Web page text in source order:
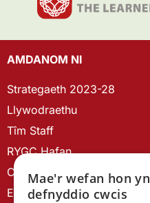
AMDANOM NI
Strategaeth 2023-28
Llywodraethu
Tîm Staff
RYGC Hafan
Canllawiau brandio
Ein Hanes
Mae'r wefan hon yn
defnyddio cwcis